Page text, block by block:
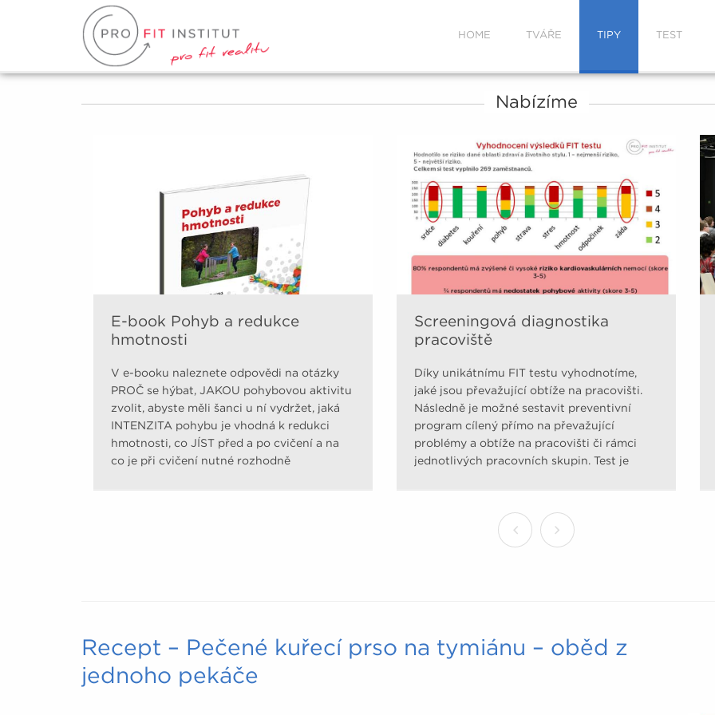
HOME TVÁŘE TIPY TEST
Nabízíme
E-book Pohyb a redukce
hmotnosti
V e-booku naleznete odpovědi na otázky
PROČ se hýbat, JAKOU pohybovou aktivitu
zvolit, abyste měli šanci u ní vydržet, jaká
INTENZITA pohybu je vhodná k redukci
hmotnosti, co JÍST před a po cvičení a na
co je při cvičení nutné rozhodně
Screeningová diagnostika
pracoviště
Díky unikátnímu FIT testu vyhodnotíme,
jaké jsou převažující obtíže na pracovišti.
Následně je možné sestavit preventivní
program cílený přímo na převažující
problémy a obtíže na pracovišti či rámci
jednotlivých pracovních skupin. Test je
pomocí upravených dotazníků uznávaných
odbornými společnostmi. Mapuje úroveň
pohybové aktivity, jídelníček, odolnost vůči
Recept – Pečené kuřecí prso na tymiánu – oběd z
jednoho pekáče